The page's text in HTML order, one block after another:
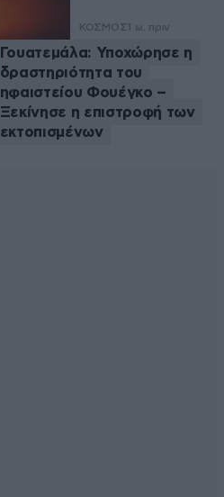
ΚΟΣΜΟΣ 1 ω. πριν
Γουατεμάλα: Υποχώρησε η
δραστηριότητα του
ηφαιστείου Φουέγκο –
Ξεκίνησε η επιστροφή των
εκτοπισμένων